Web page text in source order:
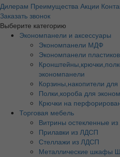
Дилерам Преимущества Акции
Заказать звонок
Выберите категорию
Экономпанели и аксессуары
Экономпанели МДФ
Экономпанели
экономпанели
Корзины,накопители
Полки,короба для
Крючки на
Торговая мебель
Витрины остекленные
Прилавки из ЛДСП
Стеллажи из ЛДСП
Металлические шкафы